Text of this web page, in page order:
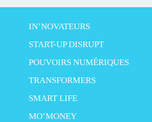
IN’NOVATEURS
START-UP DISRUPT
POUVOIRS NUMÉRIQUES
TRANSFORMERS
SMART LIFE
MO’MONEY